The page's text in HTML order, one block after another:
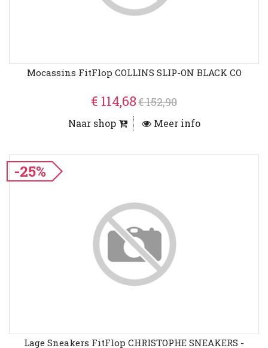
Mocassins FitFlop COLLINS SLIP-ON BLACK CO
€ 114,68€ 152,90
Naar shop Meer info
-25%
Lage Sneakers FitFlop CHRISTOPHE SNEAKERS -